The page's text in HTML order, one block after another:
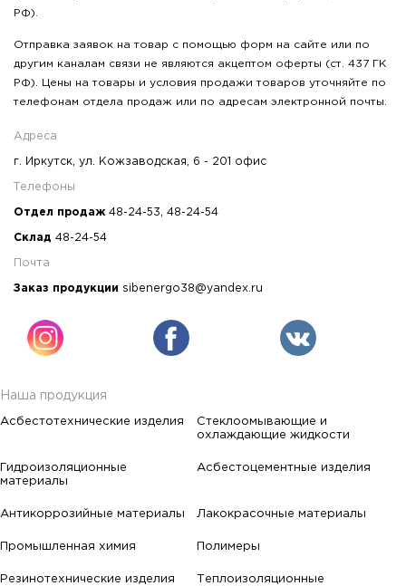
РФ).
Отправка заявок на товар с помощью форм на сайте или по
другим каналам связи не являются акцептом оферты (ст. 437 ГК
РФ). Цены на товары и условия продажи товаров уточняйте по
телефонам отдела продаж или по адресам электронной почты.
Адреса
г. Иркутск, ул. Кожзаводская, 6 - 201 офис
Телефоны
Отдел продаж 48-24-53 48-24-54
Склад 48-24-54
Почта
Заказ продукции sibenergo38@yandex.ru
Наша продукция
Асбестотехнические изделия
Стеклоомывающие и
охлаждающие жидкости
Гидроизоляционные
материалы
Асбестоцементные изделия
Антикоррозийные материалы Лакокрасочные материалы
Промышленная химия Полимеры
Резинотехнические изделия
Теплоизоляционные